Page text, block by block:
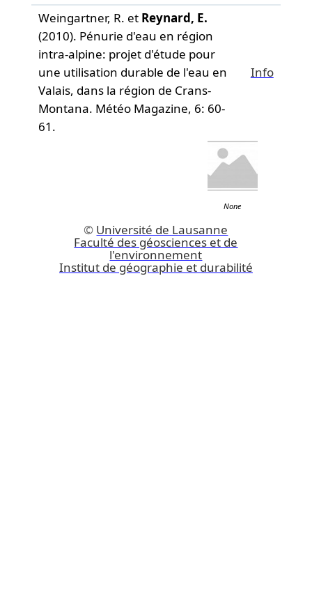
Weingartner, R. et Reynard, E.
(2010). Pénurie d'eau en région
intra-alpine: projet d'étude pour
une utilisation durable de l'eau en
Valais, dans la région de Crans-
Montana. Météo Magazine, 6: 60-
61.
Info
None
© Université de Lausanne
Faculté des géosciences et de
l'environnement
Institut de géographie et durabilité